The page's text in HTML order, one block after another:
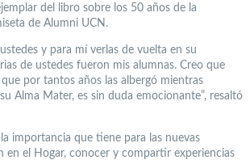
del libro sobre los 50 años de la
de Alumni UCN.
y para mí verlas de vuelta en su
de ustedes fueron mis alumnas. Creo que
por tantos años las albergó mientras
Alma Mater, es sin duda emocionante”, resaltó
importancia que tiene para las nuevas
en el Hogar, conocer y compartir experiencias